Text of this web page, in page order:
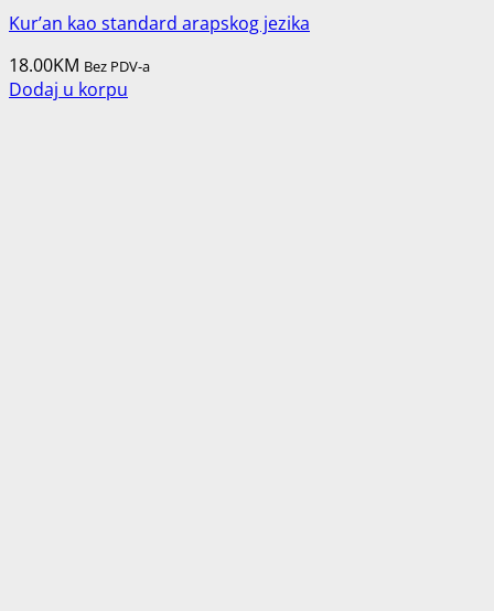
Kur’an kao standard arapskog jezika
18.00KM Bez PDV-a
Dodaj u korpu